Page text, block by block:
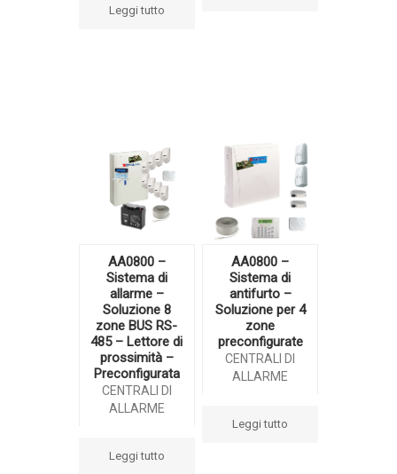
Leggi tutto
AA0800 –
Sistema di
allarme –
Soluzione 8
zone BUS RS-
485 – Lettore di
prossimità –
Preconfigurata
CENTRALI DI
ALLARME
Leggi tutto
AA0800 –
Sistema di
antifurto –
Soluzione per 4
zone
preconfigurate
CENTRALI DI
ALLARME
Leggi tutto